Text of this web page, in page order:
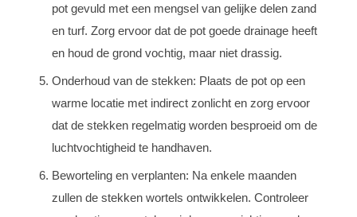
pot gevuld met een mengsel van gelijke delen zand
en turf. Zorg ervoor dat de pot goede drainage heeft
en houd de grond vochtig, maar niet drassig.
Onderhoud van de stekken: Plaats de pot op een
warme locatie met indirect zonlicht en zorg ervoor
dat de stekken regelmatig worden besproeid om de
luchtvochtigheid te handhaven.
Beworteling en verplanten: Na enkele maanden
zullen de stekken wortels ontwikkelen. Controleer